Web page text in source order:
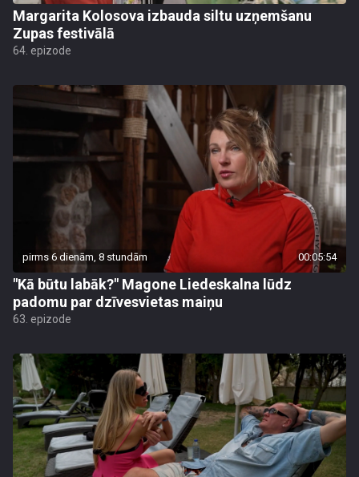
Margarita Kolosova izbauda siltu uzņemšanu
Zupas festivālā
64. epizode
pirms 6 dienām, 8 stundām 00:05:54
"Kā būtu labāk?" Magone Liedeskalna lūdz
padomu par dzīvesvietas maiņu
63. epizode